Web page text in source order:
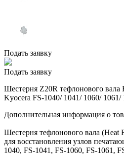
Подать заявку
Подать заявку
Шестерня Z20R тефлонового
Kyocera FS-1040/ 1041/ 1060/
Дополнительная информация о
Шестерня тефлонового вала
для восстановления узлов
1040, FS-1041, FS-1060, FS-1061,